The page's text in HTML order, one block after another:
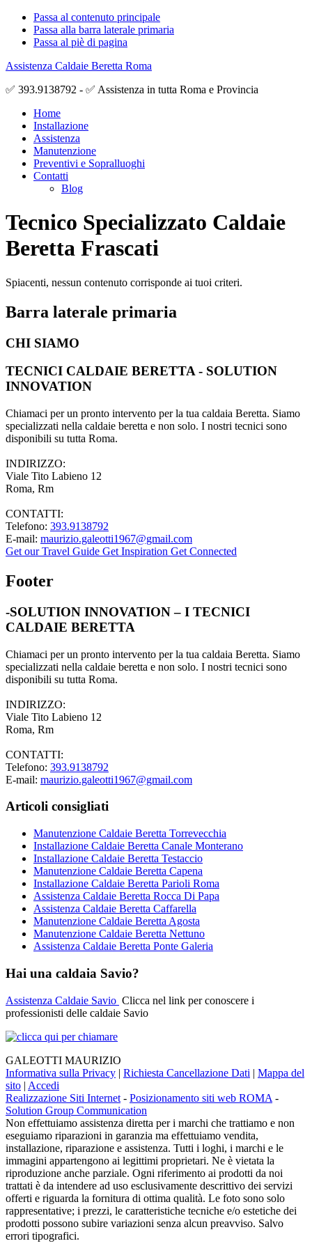
Passa al contenuto principale
Passa alla barra laterale primaria
Passa al piè di pagina
Assistenza Caldaie Beretta Roma
✅ 393.9138792 - ✅ Assistenza in tutta Roma e Provincia
Home
Installazione
Assistenza
Manutenzione
Preventivi e Sopralluoghi
Contatti
Blog
Tecnico Specializzato Caldaie
Beretta Frascati
Spiacenti, nessun contenuto corrisponde ai tuoi criteri.
Barra laterale primaria
CHI SIAMO
TECNICI CALDAIE BERETTA - SOLUTION
INNOVATION
Chiamaci per un pronto intervento per la tua caldaia Beretta. Siamo
specializzati nella caldaie beretta e non solo. I nostri tecnici sono
disponibili su tutta Roma.
INDIRIZZO:
Viale Tito Labieno 12
Roma, Rm
CONTATTI:
Telefono: 393.9138792
E-mail: maurizio.galeotti1967@gmail.com
Get our Travel Guide Get Inspiration Get Connected
Footer
-SOLUTION INNOVATION – I TECNICI
CALDAIE BERETTA
Chiamaci per un pronto intervento per la tua caldaia Beretta. Siamo
specializzati nella caldaie beretta e non solo. I nostri tecnici sono
disponibili su tutta Roma.
INDIRIZZO:
Viale Tito Labieno 12
Roma, Rm
CONTATTI:
Telefono: 393.9138792
E-mail: maurizio.galeotti1967@gmail.com
Articoli consigliati
Manutenzione Caldaie Beretta Torrevecchia
Installazione Caldaie Beretta Canale Monterano
Installazione Caldaie Beretta Testaccio
Manutenzione Caldaie Beretta Capena
Installazione Caldaie Beretta Parioli Roma
Assistenza Caldaie Beretta Rocca Di Papa
Assistenza Caldaie Beretta Caffarella
Manutenzione Caldaie Beretta Agosta
Manutenzione Caldaie Beretta Nettuno
Assistenza Caldaie Beretta Ponte Galeria
Hai una caldaia Savio?
Assistenza Caldaie Savio Clicca nel link per conoscere i
professionisti delle caldaie Savio
GALEOTTI MAURIZIO
Informativa sulla Privacy | Richiesta Cancellazione Dati | Mappa del
sito | Accedi
Realizzazione Siti Internet - Posizionamento siti web ROMA -
Solution Group Communication
Non effettuiamo assistenza diretta per i marchi che trattiamo e non
eseguiamo riparazioni in garanzia ma effettuiamo vendita,
installazione, riparazione e assistenza. Tutti i loghi, i marchi e le
immagini appartengono ai legittimi proprietari. Ne è vietata la
riproduzione anche parziale. Ogni riferimento ai prodotti da noi
trattati è da intendere ad uso esclusivamente descrittivo dei servizi
offerti e riguarda la fornitura di ottima qualità. Le foto sono solo
rappresentative; i prezzi, le caratteristiche tecniche e/o estetiche dei
prodotti possono subire variazioni senza alcun preavviso. Salvo
errori tipografici.